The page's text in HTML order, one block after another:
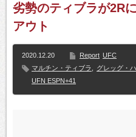
劣勢のティブラが2R
アウト
2020.12.20 Report UFC
マルチン・ティブラ
グレッグ・
UFN ESPN+41